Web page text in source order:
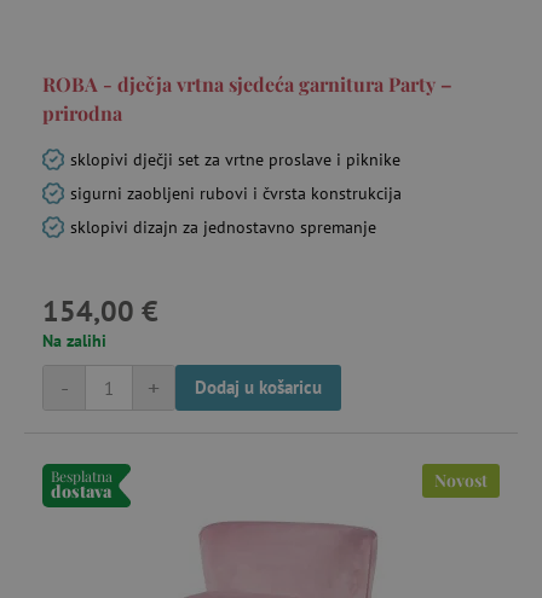
ROBA - dječja vrtna sjedeća garnitura Party –
prirodna
sklopivi dječji set za vrtne proslave i piknike
sigurni zaobljeni rubovi i čvrsta konstrukcija
sklopivi dizajn za jednostavno spremanje
154,00 €
Na zalihi
+
- Dodaj u košaricu
Besplatna
dostava Novost